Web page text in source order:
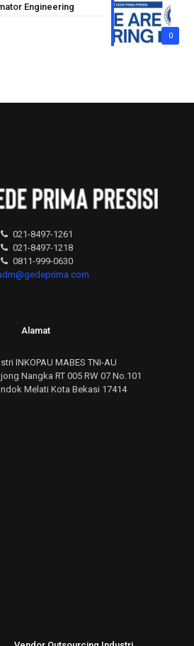
0
Engineering
021-8497-1261
021-8497-1218
0811-999-0630
Alamat
INKOPAU MABES TNI-AU
Nangka RT 005 RW 07 No.101
Melati Kota Bekasi 17414